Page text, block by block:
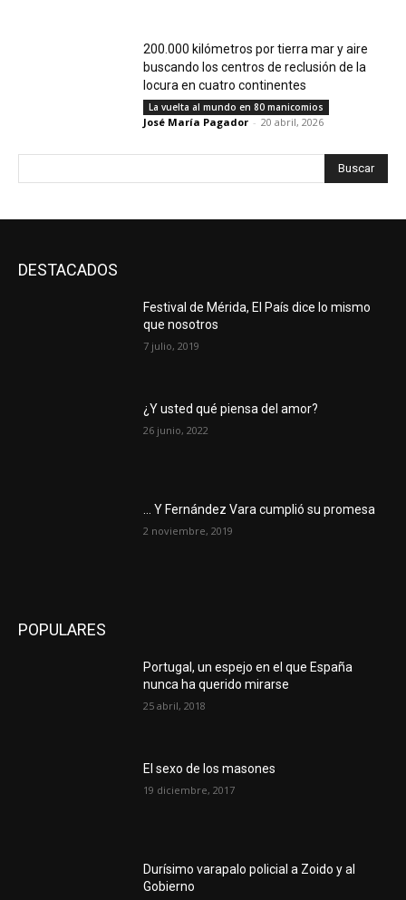
200.000 kilómetros por tierra mar y aire
buscando los centros de reclusión de la
locura en cuatro continentes
La vuelta al mundo en 80 manicomios
José María Pagador - 20 abril, 2026
Buscar
DESTACADOS
Festival de Mérida, El País dice lo mismo
que nosotros
7 julio, 2019
¿Y usted qué piensa del amor?
26 junio, 2022
… Y Fernández Vara cumplió su promesa
2 noviembre, 2019
POPULARES
Portugal, un espejo en el que España
nunca ha querido mirarse
25 abril, 2018
El sexo de los masones
19 diciembre, 2017
Durísimo varapalo policial a Zoido y al
Gobierno